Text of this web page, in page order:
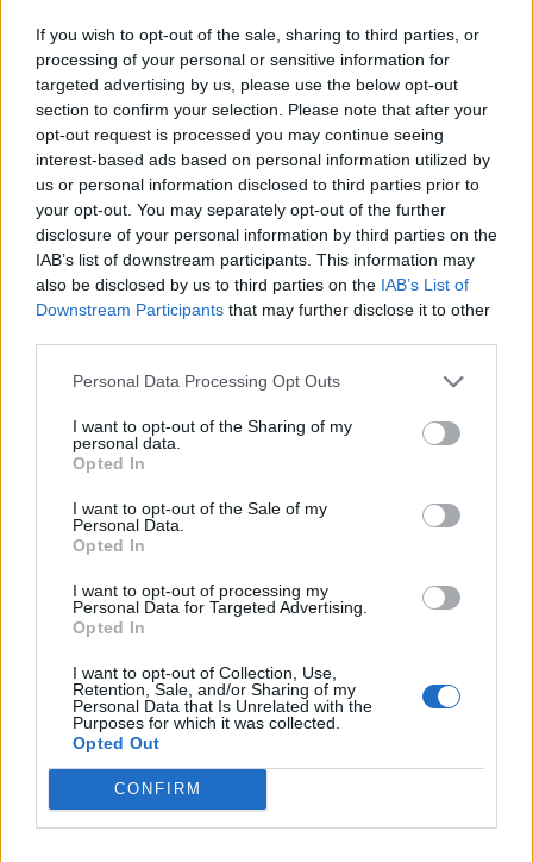
If you wish to opt-out of the sale, sharing to third parties, or
processing of your personal or sensitive information for
targeted advertising by us, please use the below opt-out
section to confirm your selection. Please note that after your
opt-out request is processed you may continue seeing
interest-based ads based on personal information utilized by
us or personal information disclosed to third parties prior to
your opt-out. You may separately opt-out of the further
disclosure of your personal information by third parties on the
IAB’s list of downstream participants. This information may
also be disclosed by us to third parties on the IAB’s List of
Downstream Participants that may further disclose it to other
Personal Data Processing Opt Outs
I want to opt-out of the Sharing of my
personal data.
Opted In
I want to opt-out of the Sale of my
Personal Data.
Opted In
I want to opt-out of processing my
Personal Data for Targeted Advertising.
Opted In
I want to opt-out of Collection, Use,
Retention, Sale, and/or Sharing of my
Personal Data that Is Unrelated with the
Purposes for which it was collected.
Opted Out
CONFIRM
749 euro
OpenCoesione
verificabile sul portale OpenCoesione. Dati aggiornati al 2026-08-02.
Aiuti di Stato e contributi pubblici
Ristorfoods Holding Srl risulta beneficiaria di 30 aiuti o
contributi pubblici per un totale di almeno 6.654.545 euro
(2020–2026).
Fondo di garanzia per le piccole e medie imprese
200.000 euro
Fondo di garanzia per le piccole e medie imprese
Banca del Mezzogiorno MedioCredito Centrale S.p.A.
2025-04-18
Banca del Mezzogiorno MedioCredito Centrale S.p.A.
750.000 euro
2023-11-30
TCF: Garanzie sui prestiti per PMI e piccole
imprese a media capitalizzazione
Banca del Mezzogiorno MedioCredito Centrale S.p.A.